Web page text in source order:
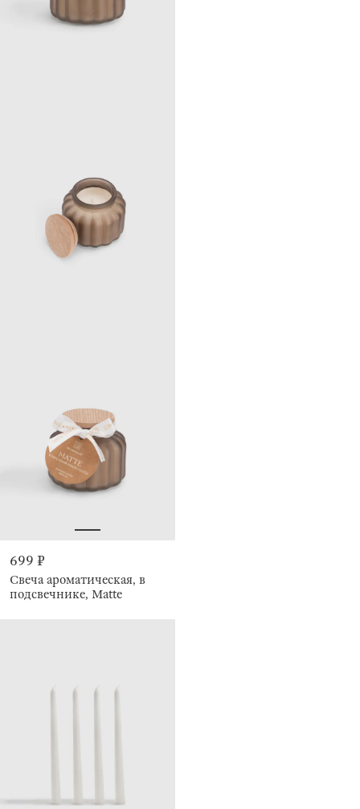
699 ₽
Свеча ароматическая, в
подсвечнике, Matte